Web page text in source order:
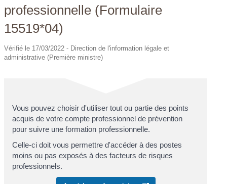
professionnelle (Formulaire
15519*04)
Vérifié le 17/03/2022 - Direction de l'information légale et
administrative (Première ministre)
Vous pouvez choisir d'utiliser tout ou partie des points
acquis de votre compte professionnel de prévention
pour suivre une formation professionnelle.
Celle-ci doit vous permettre d'accéder à des postes
moins ou pas exposés à des facteurs de risques
professionnels.